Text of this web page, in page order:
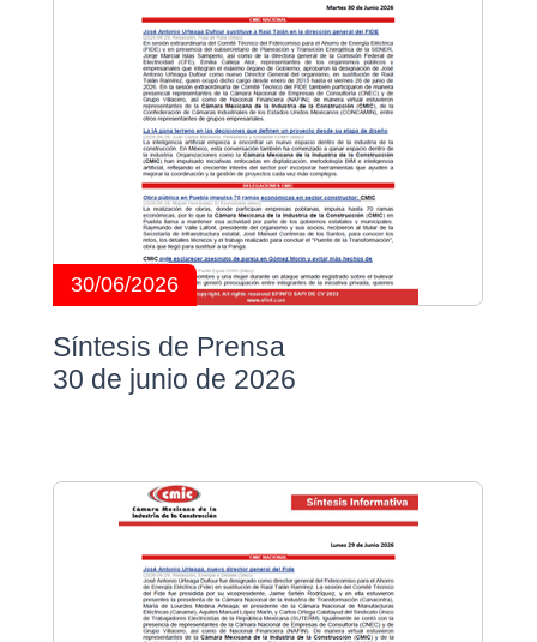
30/06/2026
Síntesis de Prensa
30 de junio de 2026